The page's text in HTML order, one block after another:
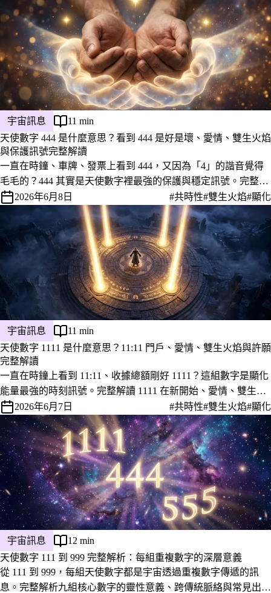
宇宙訊息
11 min
天使數字 444 是什麼意思？看到 444 是好是壞、愛情、雙生火焰
與保護訊號完整解讀
一直在時鐘、車牌、發票上看到 444，又因為「4」的諧音覺得
毛毛的？444 其實是天使數字裡最強的保護與穩定訊號。完整解
讀它在愛情、雙生火焰、事業上的意義，以及看到當下該怎麼回
2026年6月8日 #共時性#雙生火焰#顯化
宇宙訊息
11 min
天使數字 1111 是什麼意思？11:11 門戶、愛情、雙生火焰與許願
完整解讀
一直在時鐘上看到 11:11、收據總額剛好 1111？這組數字是顯化
能量最強的時刻訊號。完整解讀 1111 在新開始、愛情、雙生火
焰、金錢與許願上的意義，並教你看到當下該做什麼。
2026年6月7日 #共時性#雙生火焰#顯化
宇宙訊息
12 min
天使數字 111 到 999 完整解析：每組重複數字的深層意義
從 111 到 999，每組天使數字都是宇宙透過重複數字傳遞的訊
息。完整解析九組核心數字的靈性意義、跨傳統脈絡與常見出現